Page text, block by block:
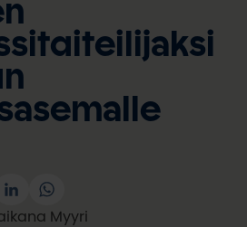
LinkedInWhatsApp
Myyri